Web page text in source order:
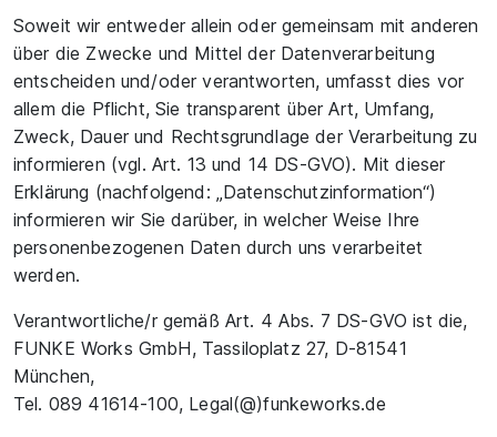
Soweit wir entweder allein oder gemeinsam mit anderen
über die Zwecke und Mittel der Datenverarbeitung
entscheiden und/oder verantworten, umfasst dies vor
allem die Pflicht, Sie transparent über Art, Umfang,
Zweck, Dauer und Rechtsgrundlage der Verarbeitung zu
informieren (vgl. Art. 13 und 14 DS-GVO). Mit dieser
Erklärung (nachfolgend: „Datenschutzinformation“)
informieren wir Sie darüber, in welcher Weise Ihre
personenbezogenen Daten durch uns verarbeitet
werden.
Verantwortliche/r gemäß Art. 4 Abs. 7 DS-GVO ist die,
FUNKE Works GmbH, Tassiloplatz 27, D-81541
München,
Tel. 089 41614-100, Legal(@)funkeworks.de